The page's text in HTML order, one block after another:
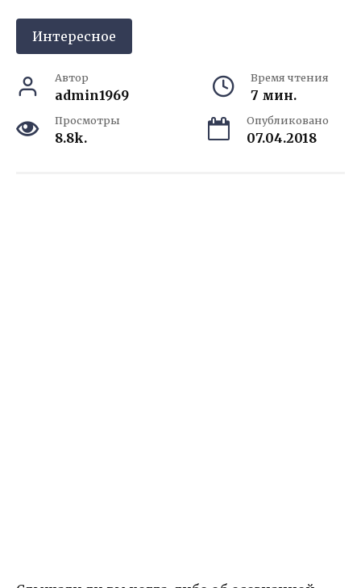
Интересное
Автор
admin1969
Время чтения
7 мин.
Просмотры
8.8k.
Опубликовано
07.04.2018